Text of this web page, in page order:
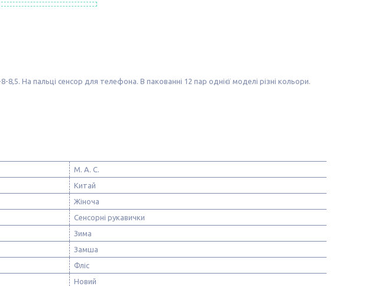
На пальці сенсор для телефона. В пакованні 12 пар однієї моделі різні кольори.
М. А. С.
Китай
Жіноча
Сенсорні рукавички
Зима
Замша
Фліс
Новий